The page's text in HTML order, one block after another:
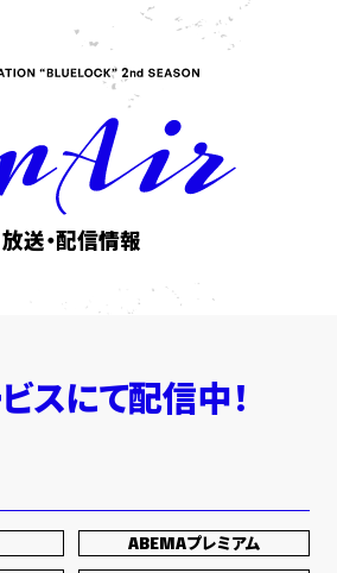
[CD+BD]
放送・配信情報
スにて配信中！
ABEMAプレミアム